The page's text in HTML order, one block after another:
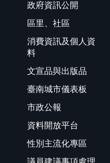
政府資訊公開
區里、社區
消費資訊及個人資
料
文宣品與出版品
臺南城市儀表板
市政公報
資料開放平台
性別主流化專區